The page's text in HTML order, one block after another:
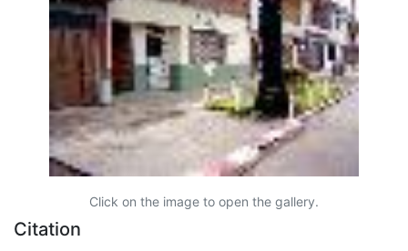
Click on the image to open the gallery.
Citation